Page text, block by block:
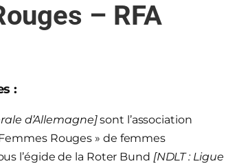
– RFA
:
d’Allemagne]sont l’association
Rouges » de femmes
l’égide de la Roter Bund [NDLT : Ligue